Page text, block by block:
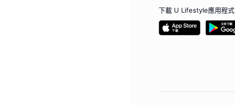
下載 U Lifestyle應用程式